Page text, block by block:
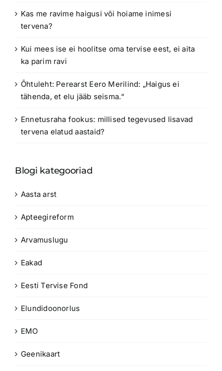
Kas me ravime haigusi või hoiame inimesi
tervena?
Kui mees ise ei hoolitse oma tervise eest, ei aita
ka parim ravi
Õhtuleht: Perearst Eero Merilind: „Haigus ei
tähenda, et elu jääb seisma.“
Ennetusraha fookus: millised tegevused lisavad
tervena elatud aastaid?
Blogi kategooriad
Aasta arst
Apteegireform
Arvamuslugu
Eakad
Eesti Tervise Fond
Elundidoonorlus
EMO
Geenikaart